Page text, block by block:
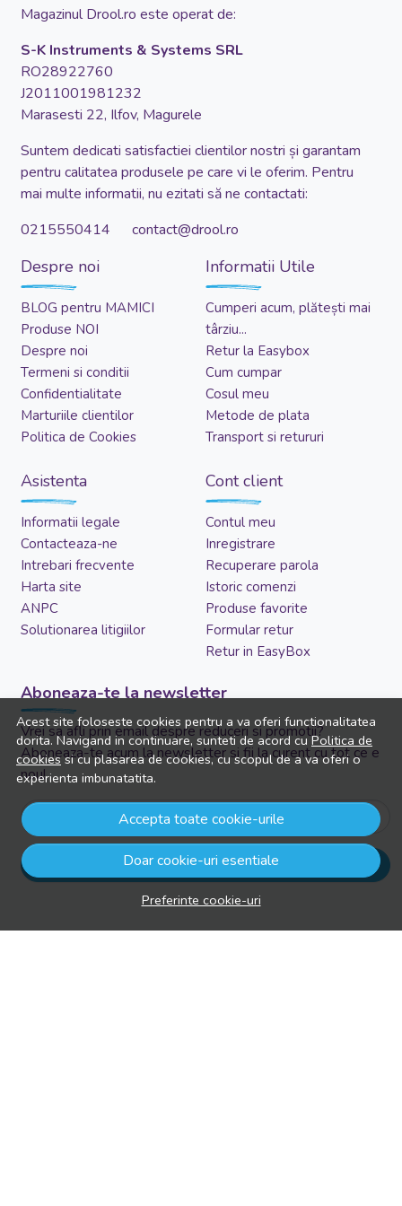
Acest site foloseste cookies pentru a va oferi functionalitatea
dorita. Navigand in continuare, sunteti de acord cuPolitica de
cookiessi cu plasarea de cookies, cu scopul de a va oferi o
experienta imbunatatita.
Accepta toate cookie-urile
Doar cookie-uri esentiale
Preferinte cookie-uri
Magazinul Drool.ro este operat de:
S-K Instruments & Systems SRL
RO28922760
J2011001981232
Marasesti 22, Ilfov, Magurele
Suntem dedicati satisfactiei clientilor nostri și garantam
pentru calitatea produsele pe care vi le oferim. Pentru
mai multe informatii, nu ezitati să ne contactati:
0215550414 contact@drool.ro
Despre noi
BLOG pentru MAMICI
Produse NOI
Despre noi
Termeni si conditii
Confidentialitate
Marturiile clientilor
Politica de Cookies
Informatii Utile
Cumperi acum, plătești mai
târziu...
Retur la Easybox
Cum cumpar
Cosul meu
Metode de plata
Transport si retururi
Asistenta
Informatii legale
Contacteaza-ne
Intrebari frecvente
Harta site
ANPC
Solutionarea litigiilor
Cont client
Contul meu
Inregistrare
Recuperare parola
Istoric comenzi
Produse favorite
Formular retur
Retur in EasyBox
Aboneaza-te la newsletter
Vrei sa afli prin email despre reduceri si promotii?
Aboneaza-te acum la newsletter si fii la curent cu tot ce e
nou!
Aboneaza-te